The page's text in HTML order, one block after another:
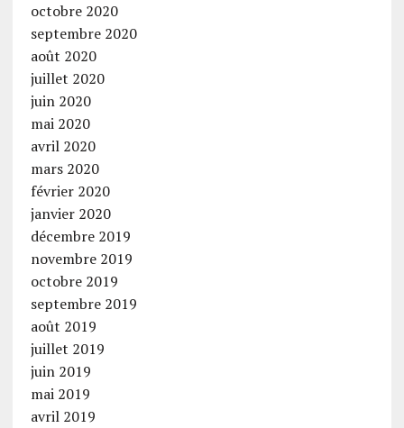
octobre 2020
septembre 2020
août 2020
juillet 2020
juin 2020
mai 2020
avril 2020
mars 2020
février 2020
janvier 2020
décembre 2019
novembre 2019
octobre 2019
septembre 2019
août 2019
juillet 2019
juin 2019
mai 2019
avril 2019